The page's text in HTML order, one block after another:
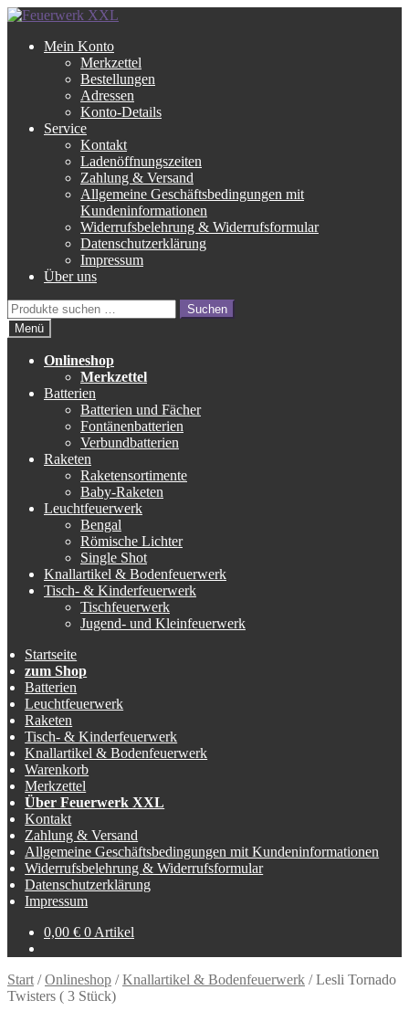
Zur
springen
Zum
springenMein Konto
Merkzettel
Bestellungen
Adressen
Konto-Details
Service
Kontakt
Ladenöffnungszeiten
Zahlung & Versand
Allgemeine Geschäftsbedingungen mit
Kundeninformationen
Widerrufsbelehrung & Widerrufsformular
Datenschutzerklärung
Impressum
Über uns
Suche
nach:
Suchen
Menü
Onlineshop
Merkzettel
Batterien
Batterien und Fächer
Fontänenbatterien
Verbundbatterien
Raketen
Raketensortimente
Baby-Raketen
Leuchtfeuerwerk
Bengal
Römische Lichter
Single Shot
Knallartikel & Bodenfeuerwerk
Tisch- & Kinderfeuerwerk
Tischfeuerwerk
Jugend- und Kleinfeuerwerk
Startseite
zum Shop
Batterien
Leuchtfeuerwerk
Raketen
Tisch- & Kinderfeuerwerk
Knallartikel & Bodenfeuerwerk
Warenkorb
Merkzettel
Über Feuerwerk XXL
Kontakt
Zahlung & Versand
Allgemeine Geschäftsbedingungen mit Kundeninformationen
Widerrufsbelehrung & Widerrufsformular
Datenschutzerklärung
Impressum
0,00 € 0 Artikel
Start /Onlineshop /Knallartikel & Bodenfeuerwerk /Lesli Tornado
Twisters ( 3 Stück)